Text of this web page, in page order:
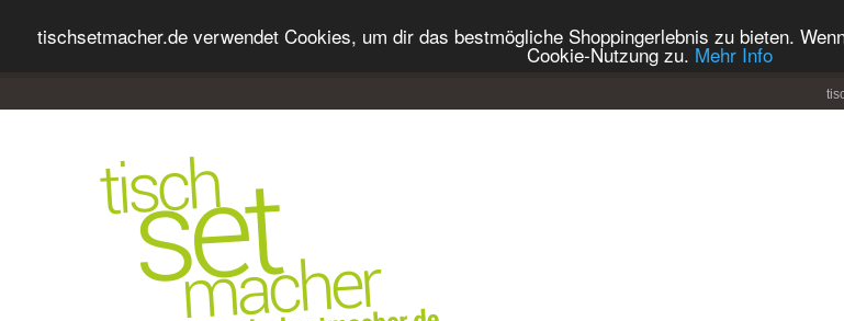
tischsetmacher.de verwendet Cookies, um dir das bestmögliche Shoppingerlebnis zu bieten.
Cookie-Nutzung zu. Mehr Info